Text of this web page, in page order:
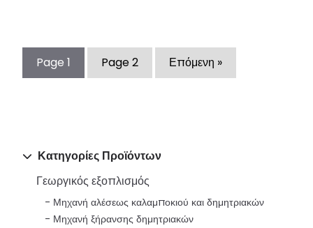
Κατηγορίες Προϊόντων
Γεωργικός εξοπλισμός
Μηχανή αλέσεως καλαμποκιού και δημητριακών
Μηχανή ξήρανσης δημητριακών
Page 1 Page2 Επόμενη »